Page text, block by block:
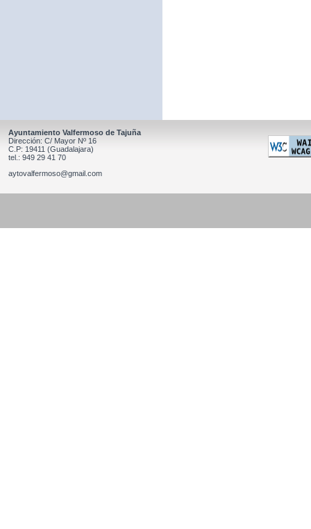
Ayuntamiento Valfermoso de Tajuña
Dirección: C/ Mayor Nº 16
C.P: 19411 (Guadalajara)
tel.: 949 29 41 70
aytovalfermoso@gmail.com